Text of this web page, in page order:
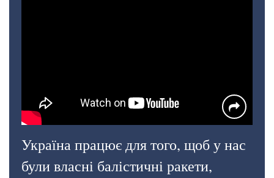
Україна працює для того, щоб у нас
були власні балістичні ракети,